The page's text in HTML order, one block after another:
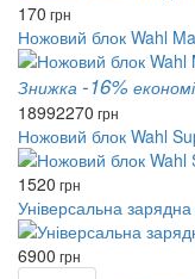
170 грн
Ножовий блок Wahl
Знижка -16%
18992270 грн
Ножовий блок Wahl
1520 грн
Універсальна
6900 грн